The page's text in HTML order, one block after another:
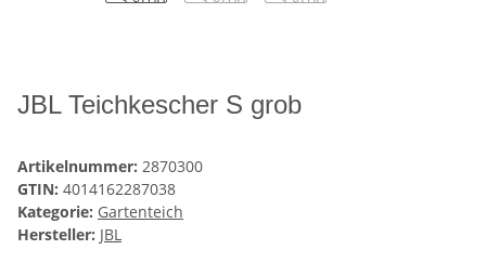
JBL Teichkescher S grob
Artikelnummer: 2870300
GTIN: 4014162287038
Kategorie: Gartenteich
Hersteller: JBL